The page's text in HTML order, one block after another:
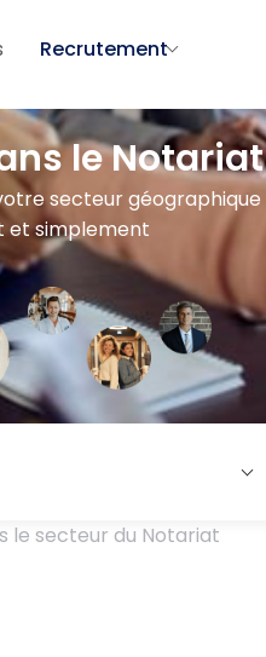
Recrutement
le Notariat
secteur géographique
et simplement
le secteur du Notariat